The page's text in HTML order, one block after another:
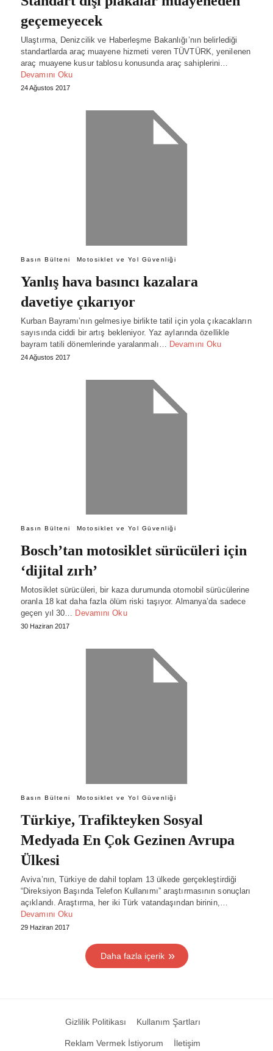
geçemeyecek
Ulaştırma, Denizcilik ve Haberleşme Bakanlığı’nın belirlediği
standartlarda araç muayene hizmeti veren TÜVTÜRK, yenilenen
araç muayene kusur tablosu konusunda araç sahiplerini…
Devamını Oku
24 Ağustos 2017
Basın Bülteni Motosiklet ve Yol Güvenliği
Yanlış hava basıncı kazalara
davetiye çıkarıyor
Kurban Bayramı’nın gelmesiye birlikte tatil için yola çıkacakların
sayısında ciddi bir artış bekleniyor. Yaz aylarında özellikle
bayram tatili dönemlerinde yaralanmalı… Devamını Oku
24 Ağustos 2017
Basın Bülteni Motosiklet ve Yol Güvenliği
Bosch’tan motosiklet sürücüleri için
‘dijital zırh’
Motosiklet sürücüleri, bir kaza durumunda otomobil sürücülerine
oranla 18 kat daha fazla ölüm riski taşıyor. Almanya’da sadece
geçen yıl 30… Devamını Oku
30 Haziran 2017
Basın Bülteni Motosiklet ve Yol Güvenliği
Türkiye, Trafikteyken Sosyal
Medyada En Çok Gezinen Avrupa
Ülkesi
Aviva’nın, Türkiye de dahil toplam 13 ülkede gerçekleştirdiği
“Direksiyon Başında Telefon Kullanımı” araştırmasının sonuçları
açıklandı. Araştırma, her iki Türk vatandaşından birinin,…
Devamını Oku
29 Haziran 2017
Daha fazla içerik
Gizlilik Politikası Kullanım Şartları
Reklam Vermek İstiyorum İletişim